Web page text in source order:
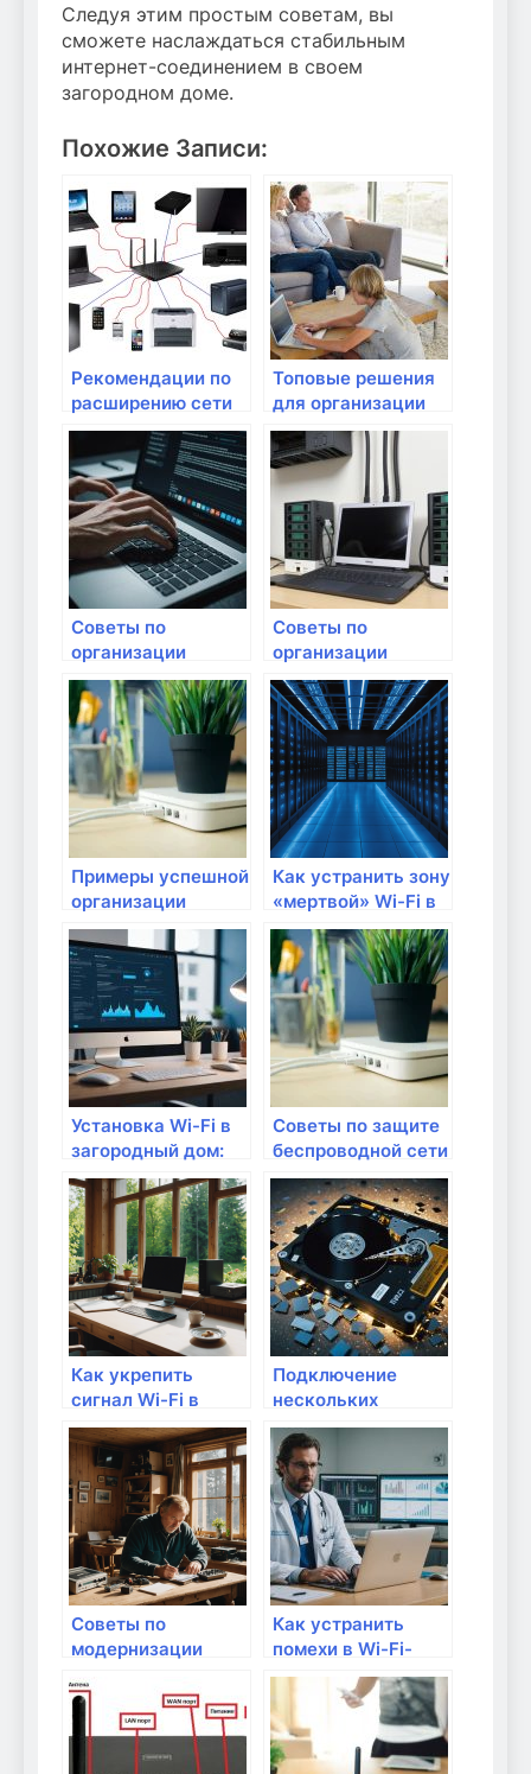
Следуя этим простым советам, вы
сможете наслаждаться стабильным
интернет-соединением в своем
загородном доме.
Похожие Записи:
Рекомендации по
расширению сети
Wi-Fi в загородном
доме
Топовые решения
для организации
домашней сети на
большие
расстояния
Советы по
организации
видеонаблюдения
через интернет
Советы по
организации
домашнего
интернета для
многодетной семьи
Примеры успешной
организации
домашней сети
Как устранить зону
«мертвой» Wi-Fi в
вашем доме
Установка Wi-Fi в
загородный дом:
что учесть?
Советы по защите
беспроводной сети
от взлома
Как укрепить
сигнал Wi-Fi в
квартире
Подключение
нескольких
устройств к
интернету: советы
и ухищрения
Советы по
модернизации
маршрутизатора
Как устранить
помехи в Wi-Fi-
сети?